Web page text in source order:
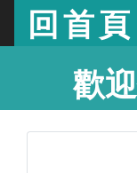
回首頁
歡